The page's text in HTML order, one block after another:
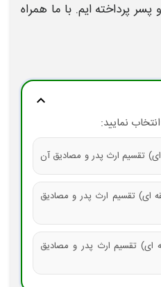
پسر پرداخته ایم. با ما همراه
expand_more
نمایید:
ای (30 دقیقه ای) تقسیم ارث پدر و مصادیق
(45 دقیقه ای) تقسیم ارث پدر و مصادیق